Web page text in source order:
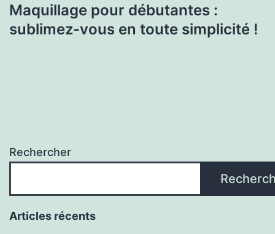
Maquillage pour débutantes :
sublimez-vous en toute simplicité !
Rechercher
Articles récents